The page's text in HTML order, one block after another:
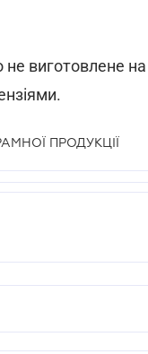
виготовлене
ПРОДУКЦІЇ